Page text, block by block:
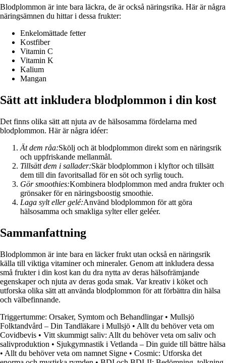
Blodplommon är inte bara läckra, de är också näringsrika. Här är några
näringsämnen du hittar i dessa frukter:
Enkelomättade fetter
Kostfiber
Vitamin C
Vitamin K
Kalium
Mangan
Sätt att inkludera blodplommon i din kost
Det finns olika sätt att njuta av de hälsosamma fördelarna med
blodplommon. Här är några idéer:
Ät dem råa:Skölj och ät blodplommon direkt som en näringsrik
och uppfriskande mellanmål.
Tillsätt dem i sallader:Skär blodplommon i klyftor och tillsätt
dem till din favoritsallad för en söt och syrlig touch.
Gör smoothies:Kombinera blodplommon med andra frukter och
grönsaker för en näringsboostig smoothie.
Laga sylt eller gelé:Använd blodplommon för att göra
hälsosamma och smakliga sylter eller geléer.
Sammanfattning
Blodplommon är inte bara en läcker frukt utan också en näringsrik
källa till viktiga vitaminer och mineraler. Genom att inkludera dessa
små frukter i din kost kan du dra nytta av deras hälsofrämjande
egenskaper och njuta av deras goda smak. Var kreativ i köket och
utforska olika sätt att använda blodplommon för att förbättra din hälsa
och välbefinnande.
Triggertumme: Orsaker, Symtom och Behandlingar• Mullsjö
Folktandvård – Din Tandläkare i Mullsjö • Allt du behöver veta om
Covidbevis • Vitt skummigt saliv: Allt du behöver veta om saliv och
salivproduktion • Sjukgymnastik i Vetlanda – Din guide till bättre hälsa
• Allt du behöver veta om namnet Signe • Cosmic: Utforska det